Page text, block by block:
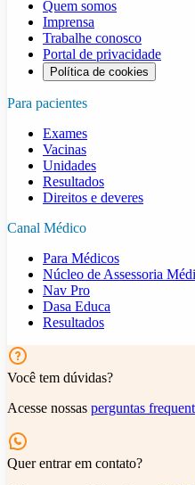
Quem somos
Imprensa
Trabalhe conosco
Portal de privacidade
Política de cookies
Para pacientes
Exames
Vacinas
Unidades
Resultados
Direitos e deveres
Canal Médico
Para Médicos
Núcleo de Assessoria
Nav Pro
Dasa Educa
Resultados
Você tem dúvidas?
Acesse nossas perguntas
Quer entrar em contato?